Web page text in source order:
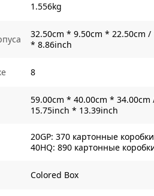
1.556kg
32.50cm * 9.50cm * 22.50cm
* 8.86inch
8
59.00cm * 40.00cm *
15.75inch * 13.39inch
20GP: 370 картонные
40HQ: 890 картонные
Colored Box